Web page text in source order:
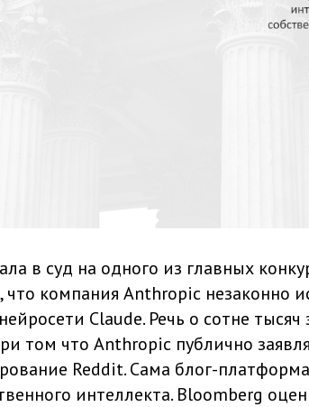
в суд на одного из главных
компания Anthropic незаконно
Claude. Речь о сотне тысяч
том что Anthropic публично
Reddit. Сама блог-
интеллекта. Bloomberg